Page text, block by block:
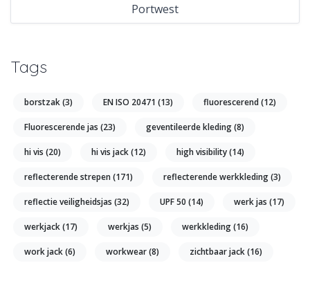
Portwest
Tags
borstzak(3) EN ISO 20471 (13) fluorescerend(12)
Fluorescerende jas (23) geventileerde kleding(8)
hi vis (20) hi vis jack(12) high visibility(14)
reflecterende strepen(171) reflecterende werkkleding(3)
reflectie veiligheidsjas (32) UPF 50 (14) werk jas (17)
werkjack(17) werkjas (5) werkkleding(16)
work jack(6) workwear(8) zichtbaar jack(16)